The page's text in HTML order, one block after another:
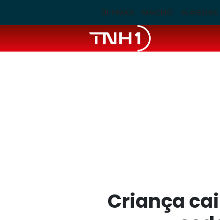
ÚLTIMAS MACEIÓ ALAGOAS
Criança